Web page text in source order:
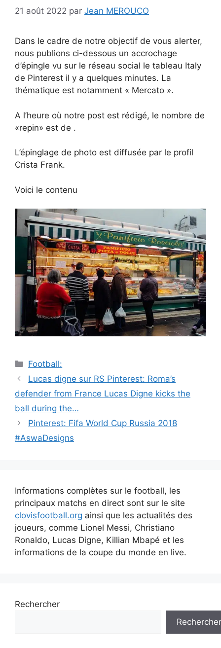
21 août 2022 par Jean MEROUCO
Dans le cadre de notre objectif de vous alerter,
nous publions ci-dessous un accrochage
d’épingle vu sur le réseau social le tableau Italy
de Pinterest il y a quelques minutes. La
thématique est notamment « Mercato ».
A l’heure où notre post est rédigé, le nombre de
«repin» est de .
L’épinglage de photo est diffusée par le profil
Crista Frank.
Voici le contenu
Catégories
Football:
Navigation
des
Lucas digne sur RS Pinterest: Roma’s
defender from France Lucas Digne kicks the
ball during the…
Pinterest: Fifa World Cup Russia 2018
#AswaDesigns
Informations complètes sur le football, les
principaux matchs en direct sont sur le site
clovisfootball.org ainsi que les actualités des
joueurs, comme Lionel Messi, Christiano
Ronaldo, Lucas Digne, Killian Mbapé et les
informations de la coupe du monde en live.
Rechercher
Rechercher